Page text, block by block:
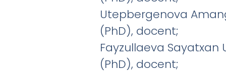
Utepbergenova
(PhD), docent;
Fayzullaeva Sayatxan
(PhD), docent;